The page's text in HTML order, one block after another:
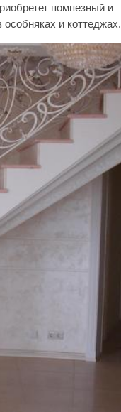
помпезный и
и коттеджах.